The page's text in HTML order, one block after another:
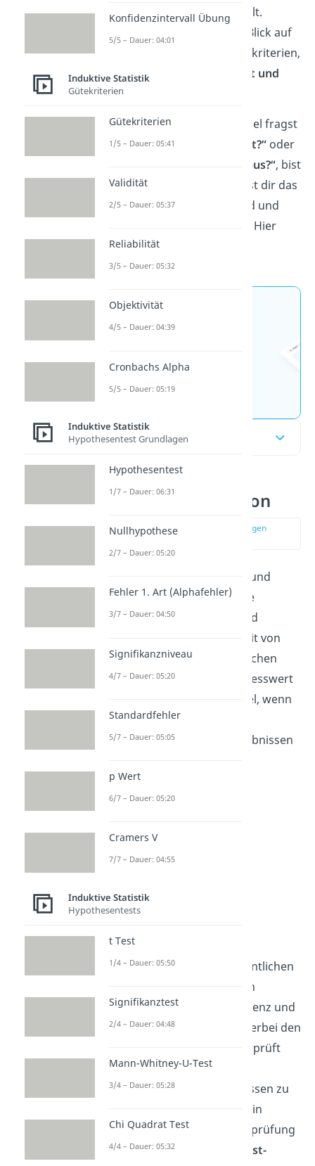
Tests für Reliabilität vorgestellt.
Außerdem werfen wir einen Blick auf
die Verflechtungen aller Gütekriterien,
alsoObjektivität
, Reliabilität und
Validität
Wenn du dich also zum Beispiel fragst
„Was ist eine gute Reliabilität?“oder
„Was sagt Cronbachs Alpha aus?“, bist
du hier genau richtig. Du willst dir das
Ganze außerdem lieber in Bild und
Ton erklären lassen? Perfekt! Hier
geht’s zumVideo
Jetzt neu: Teste dein
Wissen mit unseren
Aufgaben entdecken
Inhaltsübersicht
Reliabilität Definition
zur Stelle im Video springen
Reliabilität als Gütekriterium und
verschiedene untergeordnete
Testverfahren überprüfen und
analysieren die Zuverlässigkeit von
Messungen bei einer statistischen
Erhebung. Ein statistischer Messwert
ist per Definition dann reliabel, wenn
die Messgenauigkeit von
Messinstrumenten oder Ergebnissen
Reliabilitätstypen
Reliabilität setzt sich im Wesentlichen
aus drei zentralen Merkmalen
zusammen: Stabilität, Konsistenz und
Äquivalenz. Stabilität deckt hierbei den
zeitlichen Aspekt ab und überprüft
damit also die Konstanz bzw.
Ähnlichkeit von Messergebnissen zu
verschiedenen Zeitpunkten. Ein
gängiges Verfahren zur Überprüfung
von Stabilität ist die
est-Retest-
Konfidenzintervall Übung
5/5 – Dauer: 04:01
Induktive Statistik
Gütekriterien
Gütekriterien
1/5 – Dauer: 05:41
Validität
2/5 – Dauer: 05:37
Reliabilität
3/5 – Dauer: 05:32
Objektivität
4/5 – Dauer: 04:39
Cronbachs Alpha
5/5 – Dauer: 05:19
Induktive Statistik
Hypothesentest Grundlagen
Hypothesentest
1/7 – Dauer: 06:31
Nullhypothese
2/7 – Dauer: 05:20
Fehler 1. Art (Alphafehler)
3/7 – Dauer: 04:50
Signifikanzniveau
4/7 – Dauer: 05:20
Standardfehler
5/7 – Dauer: 05:05
p Wert
6/7 – Dauer: 05:20
Cramers V
7/7 – Dauer: 04:55
Induktive Statistik
Hypothesentests
t Test
1/4 – Dauer: 05:50
Signifikanztest
2/4 – Dauer: 04:48
Mann-Whitney-U-Test
3/4 – Dauer: 05:28
Chi Quadrat Test
4/4 – Dauer: 05:32